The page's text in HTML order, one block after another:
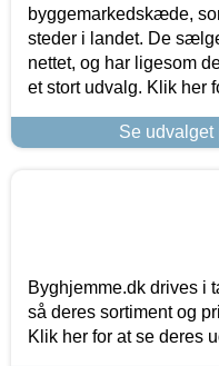
byggemarkedskæde,
steder i landet. De
nettet, og har ligesom
et stort udvalg. Klik her
Se udvalget
Byghjemme.dk drives i
så deres sortiment og
Klik her for at se deres